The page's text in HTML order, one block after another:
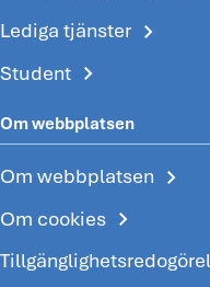
Lediga tjänster chevron_right
Student chevron_right
Om webbplatsen
Om webbplatsen chevron_right
Om cookies chevron_right